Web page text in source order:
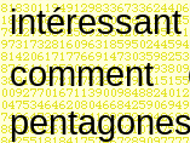
intéressant